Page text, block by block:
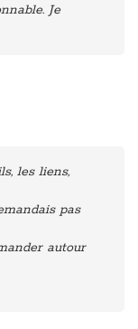
Je
les liens,
pas
autour